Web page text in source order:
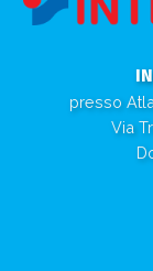
presso
Via